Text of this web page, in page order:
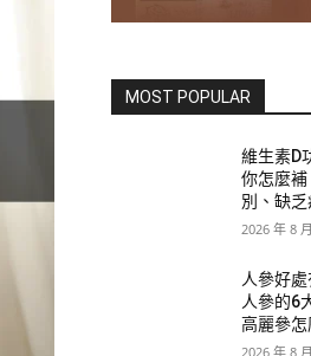
MOST POPULAR
維生素D
你怎麼
別、缺
2026 年 8
人參好
人參的6
高麗參
2026 年 8